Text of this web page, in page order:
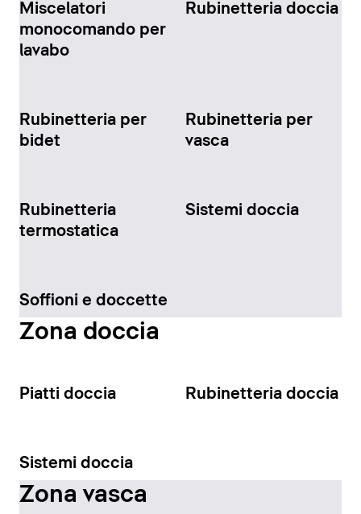
Miscelatori
monocomando per
lavabo
Rubinetteria doccia
Rubinetteria per
bidet
Rubinetteria per
vasca
Rubinetteria
termostatica
Sistemi doccia
Soffioni e doccette
Zona doccia
Piatti doccia Rubinetteria doccia
Sistemi doccia
Zona vasca